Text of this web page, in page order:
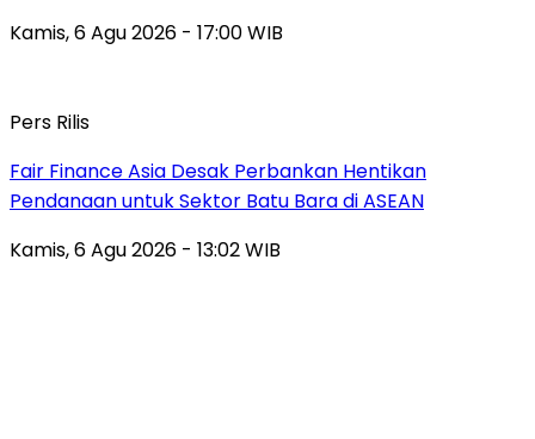
Kamis, 6 Agu 2026 - 17:00 WIB
Pers Rilis
Fair Finance Asia Desak Perbankan Hentikan
Pendanaan untuk Sektor Batu Bara di ASEAN
Kamis, 6 Agu 2026 - 13:02 WIB